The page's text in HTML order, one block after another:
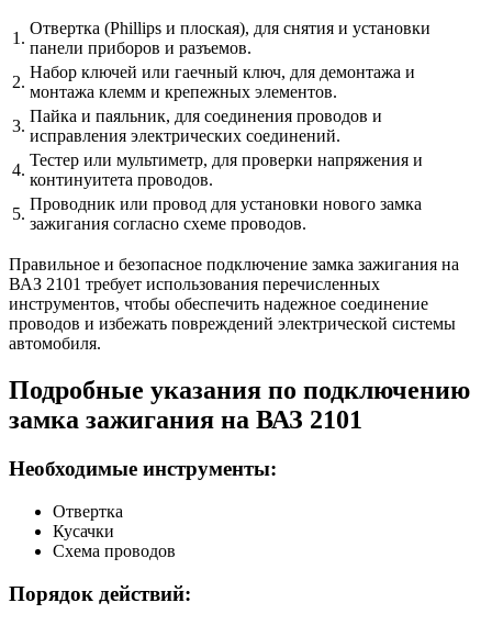
1.
Отвертка (Phillips и плоская), для снятия и установки
панели приборов и разъемов.
2.
Набор ключей или гаечный ключ, для демонтажа и
монтажа клемм и крепежных элементов.
3.
Пайка и паяльник, для соединения проводов и
исправления электрических соединений.
4.
Тестер или мультиметр, для проверки напряжения и
континуитета проводов.
5.
Проводник или провод для установки нового замка
зажигания согласно схеме проводов.
Правильное и безопасное подключение замка зажигания на
ВАЗ 2101 требует использования перечисленных
инструментов, чтобы обеспечить надежное соединение
проводов и избежать повреждений электрической системы
автомобиля.
Подробные указания по подключению
замка зажигания на ВАЗ 2101
Необходимые инструменты:
Отвертка
Кусачки
Схема проводов
Порядок действий: